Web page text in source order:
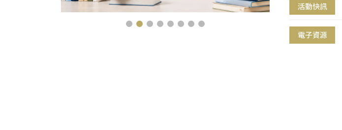
活動快訊
電子資源